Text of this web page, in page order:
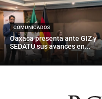
COMUNICADOS
Oaxaca presenta ante GIZ y
SEDATU sus avances en...